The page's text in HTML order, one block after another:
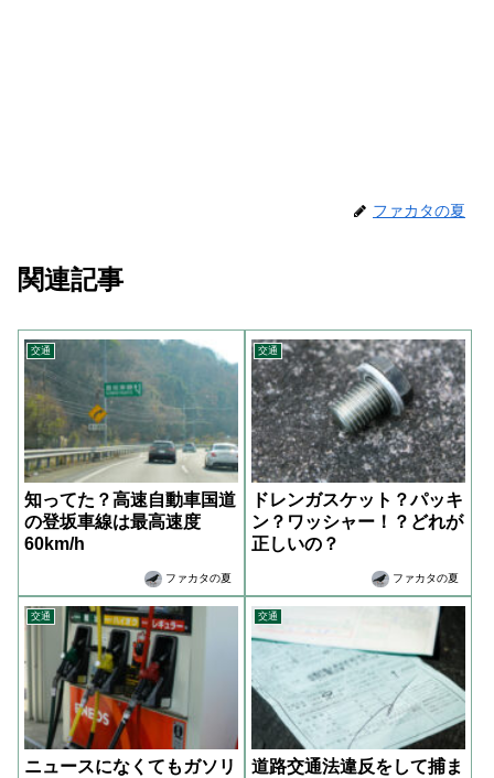
ファカタの夏
関連記事
交通
知ってた？高速自動車国道
の登坂車線は最高速度
60km/h
ファカタの夏
交通
ドレンガスケット？パッキ
ン？ワッシャー！？どれが
正しいの？
ファカタの夏
交通
ニュースになくてもガソリ
交通
道路交通法違反をして捕ま